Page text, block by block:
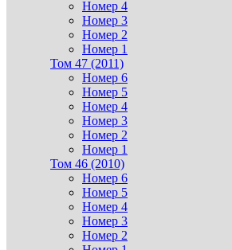
Номер 4
Номер 3
Номер 2
Номер 1
Том 47 (2011)
Номер 6
Номер 5
Номер 4
Номер 3
Номер 2
Номер 1
Том 46 (2010)
Номер 6
Номер 5
Номер 4
Номер 3
Номер 2